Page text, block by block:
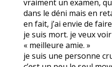
vraiment un examen,
dans le déni mais en
en fait, j’ai envie de
je suis mort. je veux
« meilleure amie. »
je suis une personne